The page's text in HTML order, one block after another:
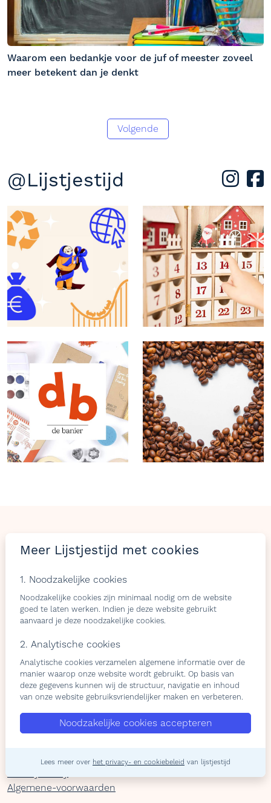
Waarom een bedankje voor de juf of meester zoveel
meer betekent dan je denkt
Volgende
@Lijstjestijd
LIJSTJES TIJD
verlanglijstjes te maken met producten van gelijk welke
webshop.
Bezoekers
Verlangslijstjes maken
Cadeaulijstje
Contacteer ons
Wat is de L-club
Wordt lid van onze L-club
Contacteer ons
Algemene-voorwaarden
Meer Lijstjestijd met cookies
1. Noodzakelijke cookies
Noodzakelijke cookies zijn minimaal nodig om de website
goed te laten werken. Indien je deze website gebruikt
aanvaard je deze noodzakelijke cookies.
2. Analytische cookies
Analytische cookies verzamelen algemene informatie over de
manier waarop onze website wordt gebruikt. Op basis van
deze gegevens kunnen wij de structuur, navigatie en inhoud
van onze website gebruiksvriendelijker maken en verbeteren.
Noodzakelijke cookies accepteren
Lees meer over het privacy- en cookiebeleid van lijstjestijd